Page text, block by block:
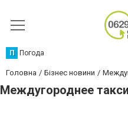
П Погода
Головна Бізнес новини
Междугороднее